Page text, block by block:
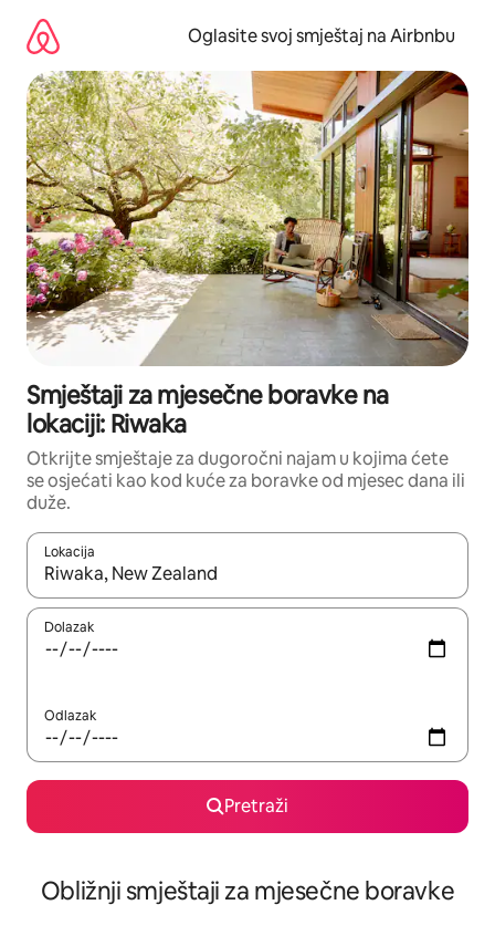
sadržaj
Oglasite svoj smještaj na Airbnbu
Smještaji za mjesečne boravke na
lokaciji: Riwaka
Otkrijte smještaje za dugoročni najam u kojima ćete
se osjećati kao kod kuće za boravke od mjesec dana ili
duže.
Lokacija
Kad rezultati budu dostupni, krećite se gore i dolje pomoću
Dolazak
Odlazak
Pretraži
Obližnji smještaji za mjesečne boravke